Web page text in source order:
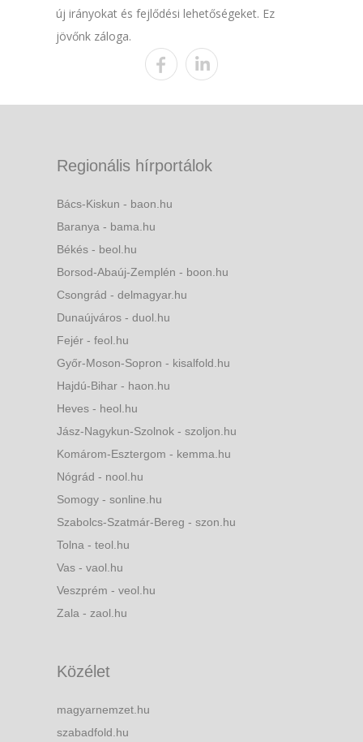
új irányokat és fejlődési lehetőségeket. Ez
jövőnk záloga.
Regionális hírportálok
Bács-Kiskun - baon.hu
Baranya - bama.hu
Békés - beol.hu
Borsod-Abaúj-Zemplén - boon.hu
Csongrád - delmagyar.hu
Dunaújváros - duol.hu
Fejér - feol.hu
Győr-Moson-Sopron - kisalfold.hu
Hajdú-Bihar - haon.hu
Heves - heol.hu
Jász-Nagykun-Szolnok - szoljon.hu
Komárom-Esztergom - kemma.hu
Nógrád - nool.hu
Somogy - sonline.hu
Szabolcs-Szatmár-Bereg - szon.hu
Tolna - teol.hu
Vas - vaol.hu
Veszprém - veol.hu
Zala - zaol.hu
Közélet
magyarnemzet.hu
szabadfold.hu